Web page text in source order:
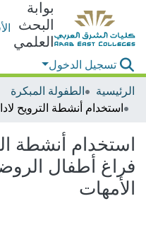
بوابة
البحث
العلمي
تسجيل الدخول
الرئيسية
الطفولة المبكرة
استخدام أنشطة
فراغ أطفال
الأمهات